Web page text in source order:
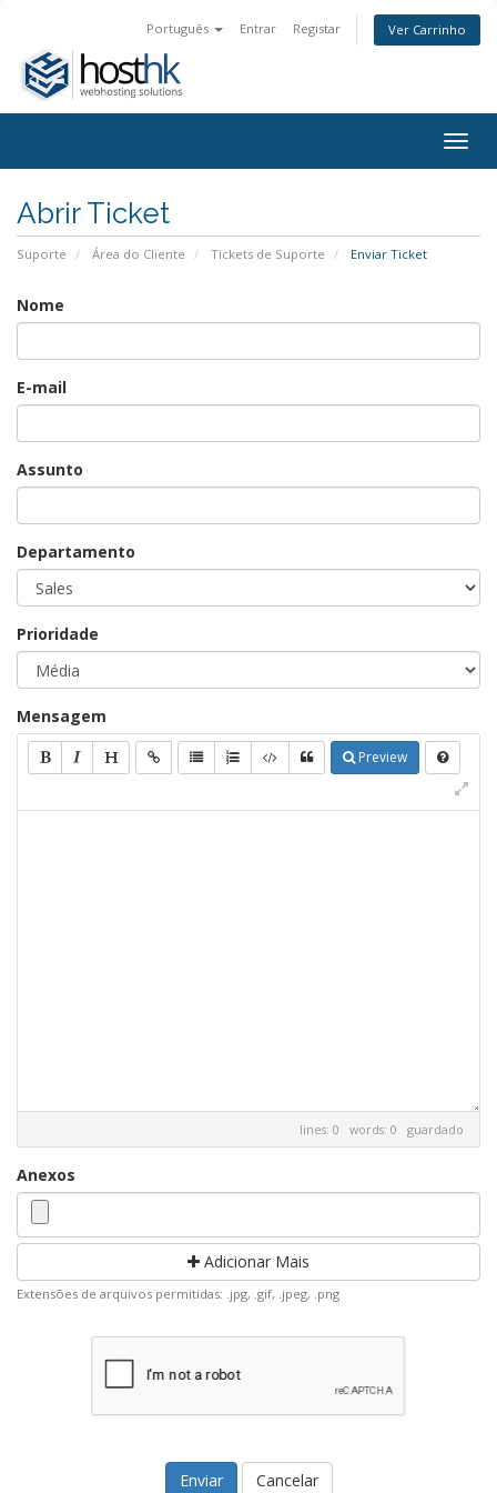
Português Entrar Registar Ver Carrinho
Abrir Ticket
Suporte Área do Cliente Tickets de Suporte Enviar Ticket
Nome
E-mail
Assunto
Departamento
Prioridade
Mensagem
Preview
lines: 0 words: 0 guardado
Anexos
Adicionar Mais
Extensões de arquivos permitidas: .jpg, .gif, .jpeg, .png
Cancelar